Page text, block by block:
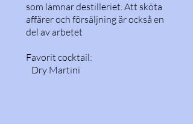
som lämnar destilleriet. Att sköta
affärer och försäljning är också en
del av arbetet
Favorit cocktail:
Dry Martini